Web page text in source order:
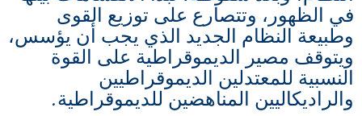
في الظهور، وتتصارع على توزيع القوى
وطبيعة النظام الجديد الذي يجب أن يؤسس،
ويتوقف مصير الديموقراطية على القوة
النسبية للمعتدلين الديموقراطيين
والراديكاليين المناهضين للديموقراطية.